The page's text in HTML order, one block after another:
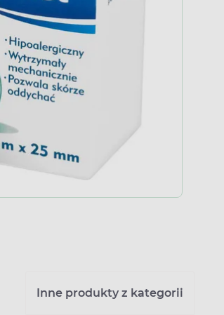
Inne produkty z kategorii